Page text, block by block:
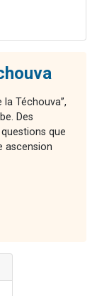
la Téchouva”,
Des
que
ascension